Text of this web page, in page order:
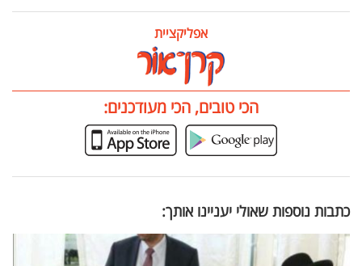
אפליקציית
הכי טובים, הכי מעודכנים:
כתבות נוספות שאולי יעניינו אותך: